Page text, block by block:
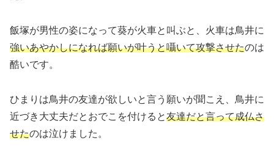
飯塚が男性の姿になって葵が火車と叫ぶと、火車は鳥井に
強いあやかしになれば願いが叶うと囁いて攻撃させたのは
酷いです。
ひまりは鳥井の友達が欲しいと言う願いが聞こえ、鳥井に
近づき大丈夫だとおでこを付けると友達だと言って成仏さ
せたのは泣けました。